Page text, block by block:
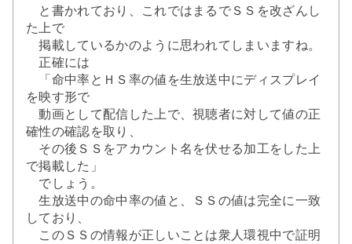
と書かれており、これではまるでＳＳを改ざんし
た上で
掲載しているかのように思われてしまいますね。
正確には
「命中率とＨＳ率の値を生放送中にディスプレイ
を映す形で
動画として配信した上で、視聴者に対して値の正
確性の確認を取り、
その後ＳＳをアカウント名を伏せる加工をした上
で掲載した」
でしょう。
生放送中の命中率の値と、ＳＳの値は完全に一致
しており、
このＳＳの情報が正しいことは衆人環視中で証明